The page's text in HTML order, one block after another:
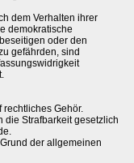
dem Verhalten ihrer
demokratische
oder den
gefährden, sind
rechtliches Gehör.
die Strafbarkeit gesetzlich
der allgemeinen